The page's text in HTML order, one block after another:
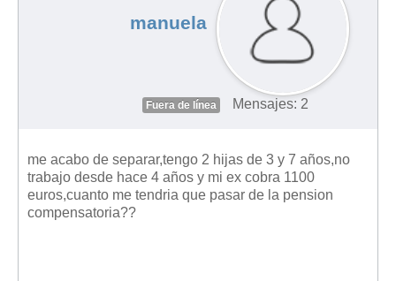
manuela
Fuera de línea Mensajes: 2
me acabo de separar,tengo 2 hijas de 3 y 7 años,no
trabajo desde hace 4 años y mi ex cobra 1100
euros,cuanto me tendria que pasar de la pension
compensatoria??